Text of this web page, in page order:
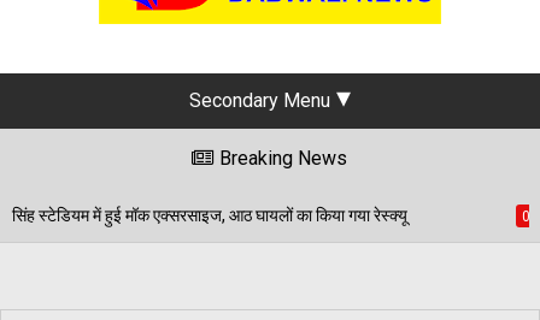
Secondary Menu
Breaking News
घायलों का किया गया रेस्क्यू 06/08/2026 पेड़ जन्म से मरण तक